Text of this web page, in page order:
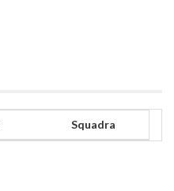
Squadra